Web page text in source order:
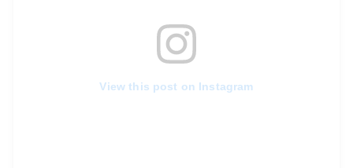
View this post on Instagram